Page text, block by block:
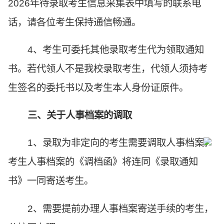
2026年待录取考生信息采集表中填写的联系电
话，请各位考生保持通信畅通。
4、考生可委托其他录取考生代为领取通知
书。若代领人不是我校录取考生，代领人须持考
生签名的委托书以及考生本人身份证原件。
三、关于人事档案的调取
1、录取为非定向的考生需要调取人事档案，
考生人事档案的《调档函》将连同《录取通知
书》一同寄送考生。
2、需要提前办理人事档案寄送手续的考生，